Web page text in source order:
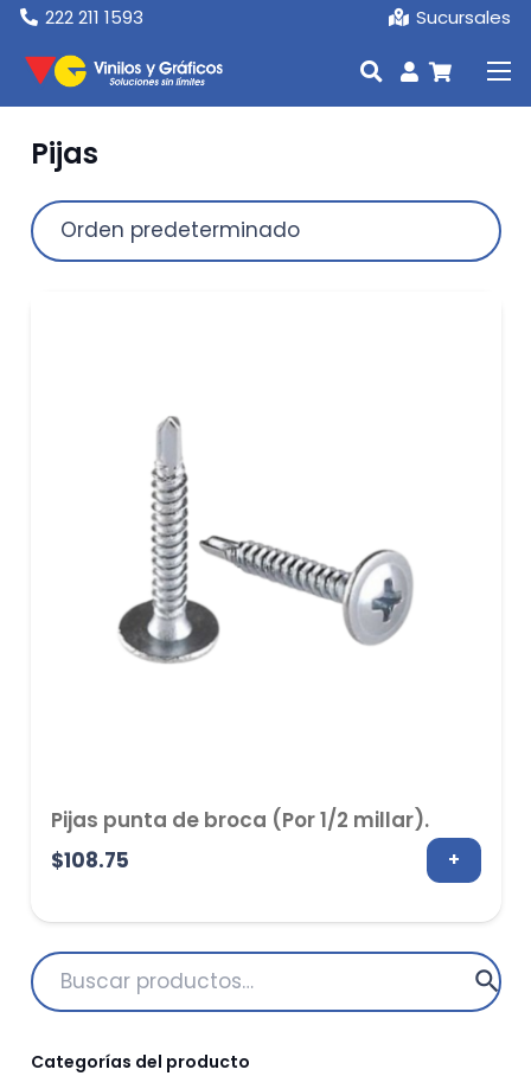
222 211 1593 Sucursales
Pijas
Pijas punta de broca (Por 1/2 millar).
$108.75 +
Buscar
por:
Categorías del producto